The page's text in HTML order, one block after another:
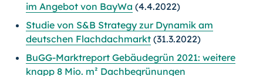
im Angebot von BayWa (4.4.2022)
Studie von S&B Strategy zur Dynamik am
deutschen Flachdachmarkt (31.3.2022)
BuGG-Marktreport Gebäudegrün 2021: weitere
knapp 8 Mio. m² Dachbegrünungen